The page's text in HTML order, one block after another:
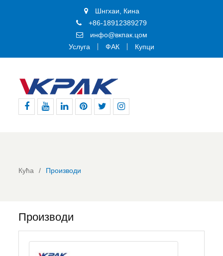
Шнгхаи, Кина
+86-18912389279
инфо@вкпак.цом
Услуга
ФАК Купци
Кућа Производи
Производи